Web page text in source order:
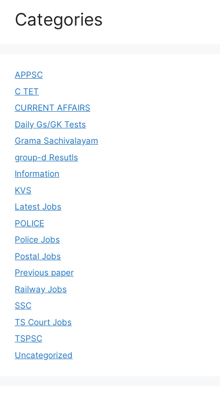
Categories
APPSC
C TET
CURRENT AFFAIRS
Daily Gs/GK Tests
Grama Sachivalayam
group-d Resutls
Information
KVS
Latest Jobs
POLICE
Police Jobs
Postal Jobs
Previous paper
Railway Jobs
SSC
TS Court Jobs
TSPSC
Uncategorized